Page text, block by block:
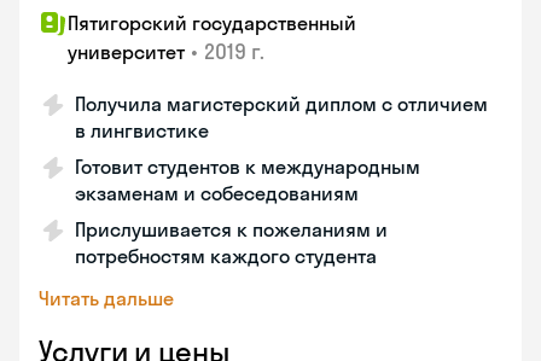
Пятигорский государственный
университет • 2019 г.
Получила магистерский диплом с отличием
в лингвистике
Готовит студентов к международным
экзаменам и собеседованиям
Прислушивается к пожеланиям и
потребностям каждого студента
Читать дальше
Услуги и цены